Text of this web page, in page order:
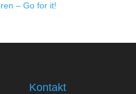
– Go for it!
Kontakt